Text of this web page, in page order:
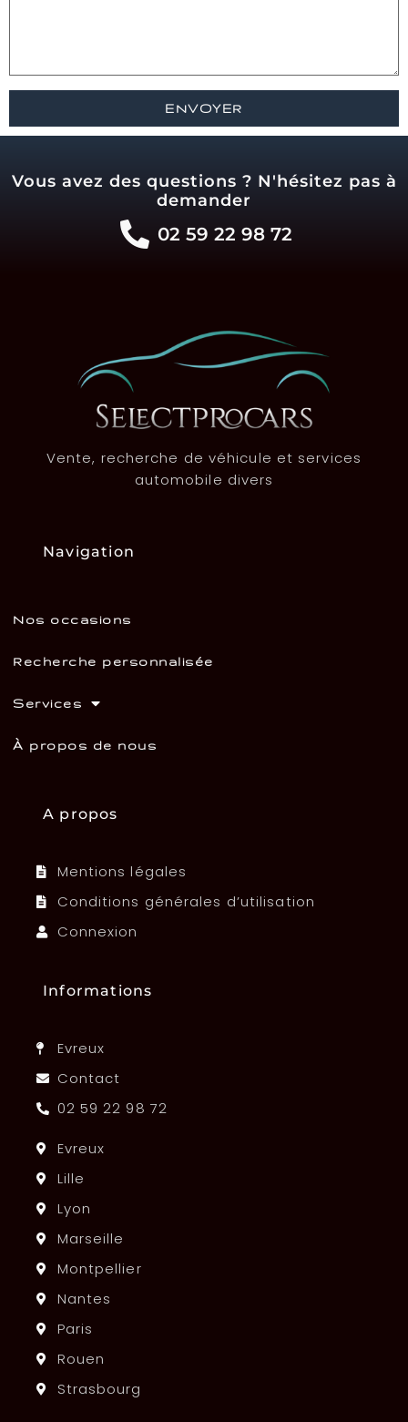
Vous avez des questions ? N'hésitez pas à
demander
02 59 22 98 72
Vente, recherche de véhicule et services
automobile divers
Navigation
Nos occasions
Recherche personnalisée
Services
À propos de nous
A propos
Mentions légales
Conditions générales d’utilisation
Connexion
Informations
Evreux
Contact
02 59 22 98 72
Evreux
Lille
Lyon
Marseille
Montpellier
Nantes
Paris
Rouen
Strasbourg